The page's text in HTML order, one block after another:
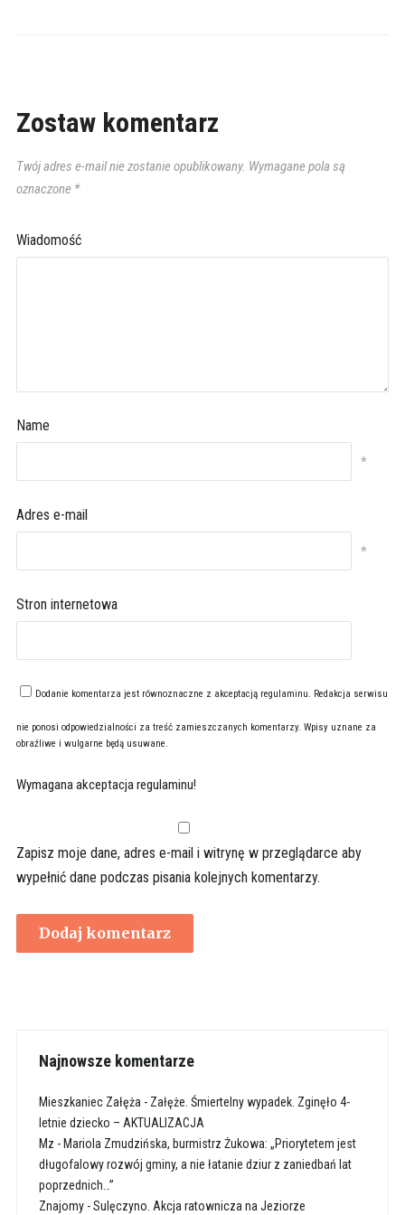
Zostaw komentarz
Twój adres e-mail nie zostanie opublikowany. Wymagane pola są
oznaczone *
Wiadomość
Name
*
Adres e-mail
*
Stron internetowa
Dodanie komentarza jest równoznaczne z akceptacją regulaminu. Redakcja serwisu
nie ponosi odpowiedzialności za treść zamieszczanych komentarzy. Wpisy uznane za
obraźliwe i wulgarne będą usuwane.
Wymagana akceptacja regulaminu!
Zapisz moje dane, adres e-mail i witrynę w przeglądarce aby
wypełnić dane podczas pisania kolejnych komentarzy.
Najnowsze komentarze
Mieszkaniec Załęża- Załęże. Śmiertelny wypadek. Zginęło 4-
letnie dziecko – AKTUALIZACJA
Mz - Mariola Zmudzińska, burmistrz Żukowa: „Priorytetem jest
długofalowy rozwój gminy, a nie łatanie dziur z zaniedbań lat
poprzednich…”
Znajomy-Sulęczyno. Akcja ratownicza na Jeziorze